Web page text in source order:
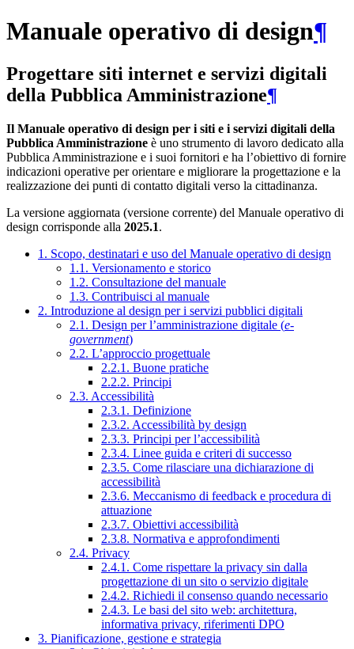
Manuale operativo di design¶
Progettare siti internet e servizi digitali
della Pubblica Amministrazione¶
Il Manuale operativo di design per i siti e i servizi digitali della
Pubblica Amministrazione è uno strumento di lavoro dedicato alla
Pubblica Amministrazione e i suoi fornitori e ha l’obiettivo di fornire
indicazioni operative per orientare e migliorare la progettazione e la
realizzazione dei punti di contatto digitali verso la cittadinanza.
La versione aggiornata (versione corrente) del Manuale operativo di
design corrisponde alla 2025.1.
1. Scopo, destinatari e uso del Manuale operativo di design
1.1. Versionamento e storico
1.2. Consultazione del manuale
1.3. Contribuisci al manuale
2. Introduzione al design per i servizi pubblici digitali
2.1. Design per l’amministrazione digitale (e-
government)
2.2. L’approccio progettuale
2.2.1. Buone pratiche
2.2.2. Principi
2.3. Accessibilità
2.3.1. Definizione
2.3.2. Accessibilità by design
2.3.3. Principi per l’accessibilità
2.3.4. Linee guida e criteri di successo
2.3.5. Come rilasciare una dichiarazione di
accessibilità
2.3.6. Meccanismo di feedback e procedura di
attuazione
2.3.7. Obiettivi accessibilità
2.3.8. Normativa e approfondimenti
2.4. Privacy
2.4.1. Come rispettare la privacy sin dalla
progettazione di un sito o servizio digitale
2.4.2. Richiedi il consenso quando necessario
2.4.3. Le basi del sito web: architettura,
informativa privacy, riferimenti DPO
3. Pianificazione, gestione e strategia